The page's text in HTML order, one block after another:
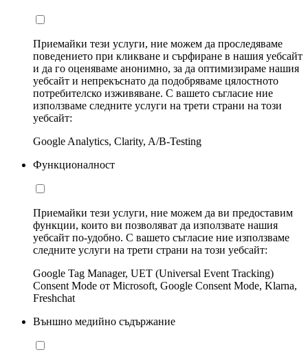
Приемайки тези услуги, ние можем да проследяваме
поведението при кликване и сърфиране в нашия уебсайт
и да го оценяваме анонимно, за да оптимизираме нашия
уебсайт и непрекъснато да подобряваме цялостното
потребителско изживяване. С вашето съгласие ние
използваме следните услуги на трети страни на този
уебсайт:
Google Analytics, Clarity, A/B-Testing
Функционалност
Приемайки тези услуги, ние можем да ви предоставим
функции, които ви позволяват да използвате нашия
уебсайт по-удобно. С вашето съгласие ние използваме
следните услуги на трети страни на този уебсайт:
Google Tag Manager, UET (Universal Event Tracking)
Consent Mode от Microsoft, Google Consent Mode, Klarna,
Freshchat
Външно медийно съдържание